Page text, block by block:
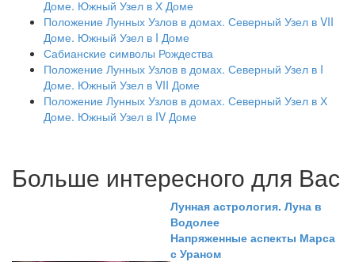
Доме. Южный Узел в Х Доме
Положение Лунных Узлов в домах. Северный Узел в VII
Доме. Южный Узел в I Доме
Сабианские символы Рождества
Положение Лунных Узлов в домах. Северный Узел в I
Доме. Южный Узел в VII Доме
Положение Лунных Узлов в домах. Северный Узел в Х
Доме. Южный Узел в IV Доме
Больше интересного для Вас
Лунная астрология. Луна в
Водолее
Напряженные аспекты Марса
с Ураном